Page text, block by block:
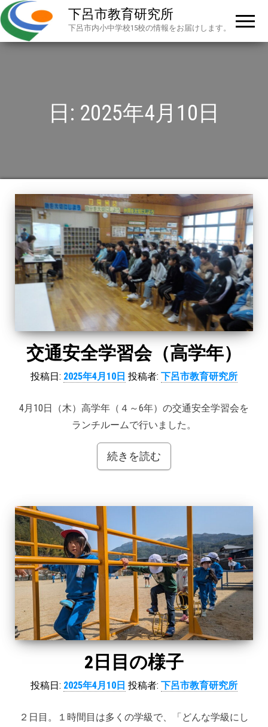
下呂市教育研究所
下呂市内小中学校15校の情報をお届けします。
日: 2025年4月10日
交通安全学習会（高学年）
投稿日: 2025年4月10日 投稿者: 下呂市教育研究所
4月10日（木）高学年（４～6年）の交通安全学習会を
ランチルームで行いました。
続きを読む
2日目の様子
投稿日: 2025年4月10日 投稿者: 下呂市教育研究所
２日目。１時間目は多くの学級で、「どんな学級にし